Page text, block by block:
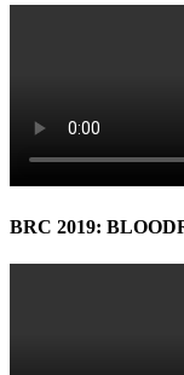
BRC 2019: